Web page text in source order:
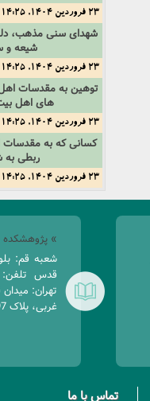
23 فروردین 1404, 14:25
شهدای سنی مذهب،
شیعه و
23 فروردین 1404, 14:25
توهین به مقدسات اهل
های اهل
23 فروردین 1404, 14:25
کسانی که به
ربطی به
23 فروردین 1404, 14:25
» پژوهشکده
شعبه قم:
تهران:
غربی، پلاک 397 تلفن: 02188989754
تماس با ما